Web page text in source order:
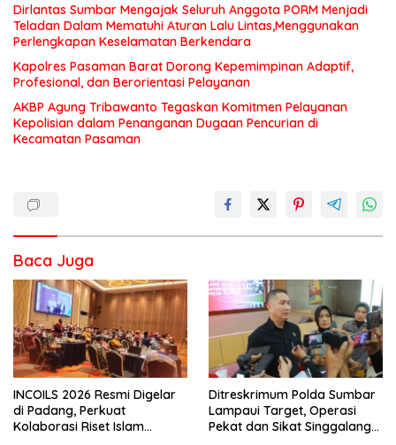
Dirlantas Sumbar Mengajak Seluruh Anggota PORM Menjadi
Teladan Dalam Mematuhi Aturan Lalu Lintas,Menggunakan
Perlengkapan Keselamatan Berkendara
Kapolres Pasaman Barat Dorong Kepemimpinan Adaptif,
Profesional, dan Berorientasi Pelayanan
AKBP Agung Tribawanto Tegaskan Komitmen Pelayanan
Kepolisian dalam Penanganan Dugaan Pencurian di
Kecamatan Pasaman
Baca Juga
INCOILS 2026 Resmi Digelar
di Padang, Perkuat
Kolaborasi Riset Islam
Ditreskrimum Polda Sumbar
Lampaui Target, Operasi
Pekat dan Sikat Singgalang